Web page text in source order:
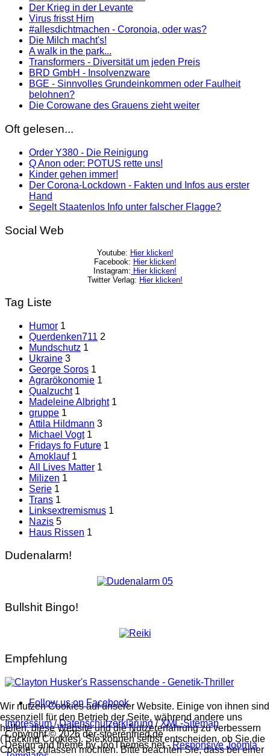
Der Krieg in der Levante
Virus frisst Hirn
#allesdichtmachen - Coronoia, oder was?
Die Milch macht's!
A walk in the park...
Transformers - Diversität um jeden Preis
BRD GmbH - Insolvenzware
BGE - Sinnvolles Grundeinkommen oder Faulheit
belohnen?
Die Corowane des Grauens zieht weiter
Oft gelesen...
Order Y380 - Die Reinigung
Q Anon oder: POTUS rette uns!
Kinder gehen immer!
Der Corona-Lockdown - Fakten und Infos aus erster
Hand
Segelt Staatenlos Info unter falscher Flagge?
Social Web
Youtube: Hier klicken!
Facebook: Hier klicken!
Instagram: Hier klicken!
Twitter Verlag: Hier klicken!
Tag Liste
Humor 1
Querdenken711 2
Mundschutz 1
Ukraine 3
George Soros 1
Agrarökonomie 1
Qualzucht 1
Madeleine Albright 1
gruppe 1
Attila Hildmann 3
Michael Vogt 1
Fridays fo Future 1
Amoklauf 1
All Lives Matter 1
Milizen 1
Serie 1
Trans 1
Linksextremismus 1
Nazis 5
Haus Rissen 1
Dudenalarm!
Bullshit Bingo!
Empfehlung
Follow us on Facebook
Impressum / Datenschutzerklärung /XML-Sitemap
Copyright © 2026 der-stoerenfried.de
Design and theme by JooThemes.net -Responsive Joomla
Wir nutzen Cookies auf unserer Website. Einige von ihnen sind
essenziell für den Betrieb der Seite, während andere uns
helfen, diese Website und die Nutzererfahrung zu verbessern
(Tracking Cookies). Sie können selbst entscheiden, ob Sie die
Cookies zulassen möchten. Bitte beachten Sie, dass bei einer